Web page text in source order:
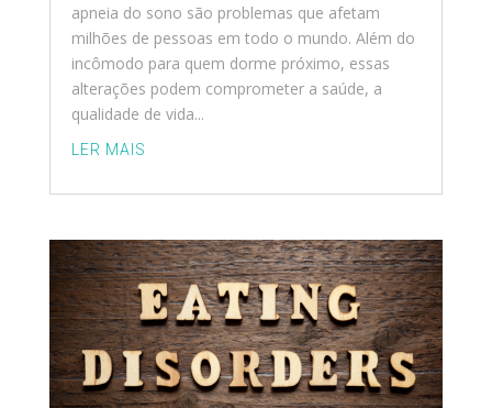
apneia do sono são problemas que afetam
milhões de pessoas em todo o mundo. Além do
incômodo para quem dorme próximo, essas
alterações podem comprometer a saúde, a
qualidade de vida...
LER MAIS